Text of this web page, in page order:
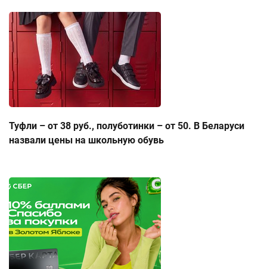
Туфли – от 38 руб., полуботинки – от 50. В Беларуси
назвали цены на школьную обувь